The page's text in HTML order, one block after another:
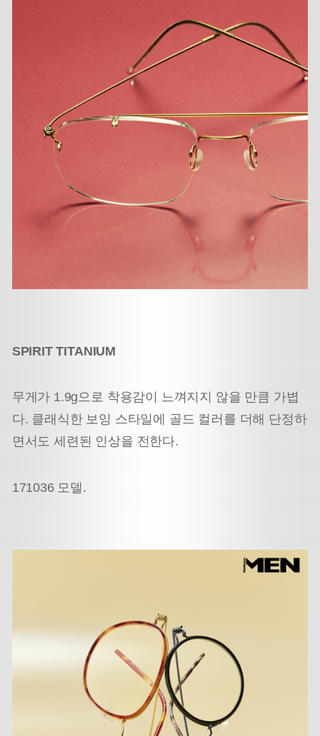
SPIRIT TITANIUM
무게가 1.9g으로 착용감이 느껴지지 않을 만큼 가볍
다. 클래식한 보잉 스타일에 골드 컬러를 더해 단정하
면서도 세련된 인상을 전한다.
171036 모델.